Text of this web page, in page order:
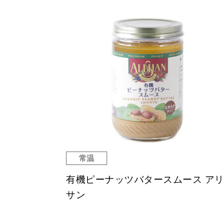
常温
有機ピーナッツバタースムース アリ
サン